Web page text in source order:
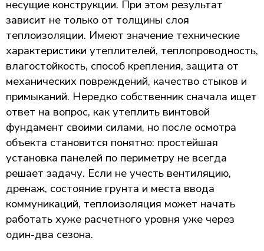
несущие конструкции. При этом результат
зависит не только от толщины слоя
теплоизоляции. Имеют значение технические
характеристики утеплителей, теплопроводность,
влагостойкость, способ крепления, защита от
механических повреждений, качество стыков и
примыканий. Нередко собственник сначала ищет
ответ на вопрос, как утеплить винтовой
фундамент своими силами, но после осмотра
объекта становится понятно: простейшая
установка панелей по периметру не всегда
решает задачу. Если не учесть вентиляцию,
дренаж, состояние грунта и места ввода
коммуникаций, теплоизоляция может начать
работать хуже расчетного уровня уже через
один-два сезона.